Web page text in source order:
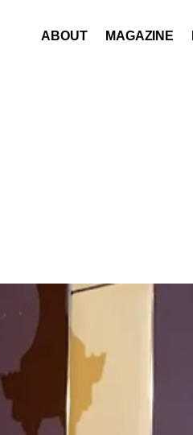
ABOUT MAGAZINE